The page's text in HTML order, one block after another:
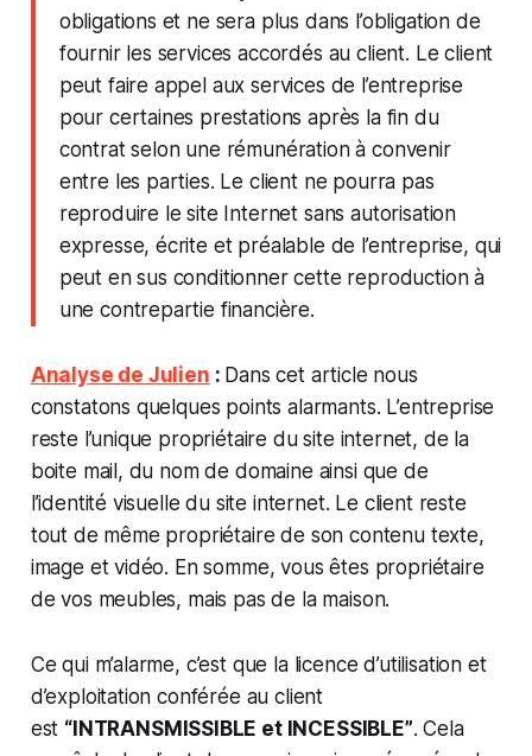
obligations et ne sera plus dans l’obligation de
fournir les services accordés au client. Le client
peut faire appel aux services de l’entreprise
pour certaines prestations après la fin du
contrat selon une rémunération à convenir
entre les parties. Le client ne pourra pas
reproduire le site Internet sans autorisation
expresse, écrite et préalable de l’entreprise, qui
peut en sus conditionner cette reproduction à
une contrepartie financière.
Analyse de Julien : Dans cet article nous
constatons quelques points alarmants. L’entreprise
reste l’unique propriétaire du site internet, de la
boite mail, du nom de domaine ainsi que de
l’identité visuelle du site internet. Le client reste
tout de même propriétaire de son contenu texte,
image et vidéo. En somme, vous êtes propriétaire
de vos meubles, mais pas de la maison.
Ce qui m’alarme, c’est que la licence d’utilisation et
d’exploitation conférée au client
est “INTRANSMISSIBLE et INCESSIBLE”. Cela